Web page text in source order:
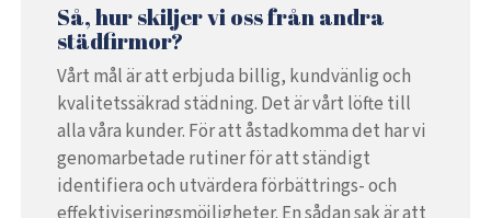
Så, hur skiljer vi oss från andra
städfirmor?
Vårt mål är att erbjuda billig, kundvänlig och
kvalitetssäkrad städning. Det är vårt löfte till
alla våra kunder. För att åstadkomma det har vi
genomarbetade rutiner för att ständigt
identifiera och utvärdera förbättrings- och